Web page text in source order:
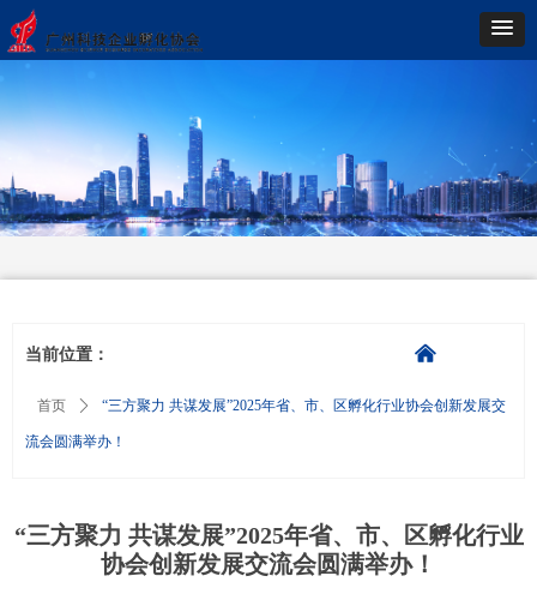
当前位置： 낀
首页 ꄲ “三方聚力 共谋发展”2025年省、市、区孵化行业协会创新发展交
流会圆满举办！
“三方聚力 共谋发展”2025年省、市、区孵化行业
协会创新发展交流会圆满举办！